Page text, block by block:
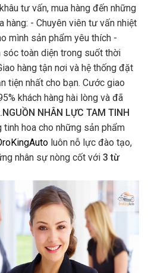
tư vấn, mua hàng đến những
hàng: - Chuyên viên tư vấn nhiệt
mình sản phẩm yêu thích -
toàn diện trong suốt thời
hàng tận nơi và hệ thống đặt
tiện nhất cho bạn. Cước giao
khách hàng hài lòng và đã
NHÂN LỰC TAM TINH
tinh hoa cho những sản phẩm
luôn nỗ lực đào tạo,
nhân sự nòng cốt với 3 từ